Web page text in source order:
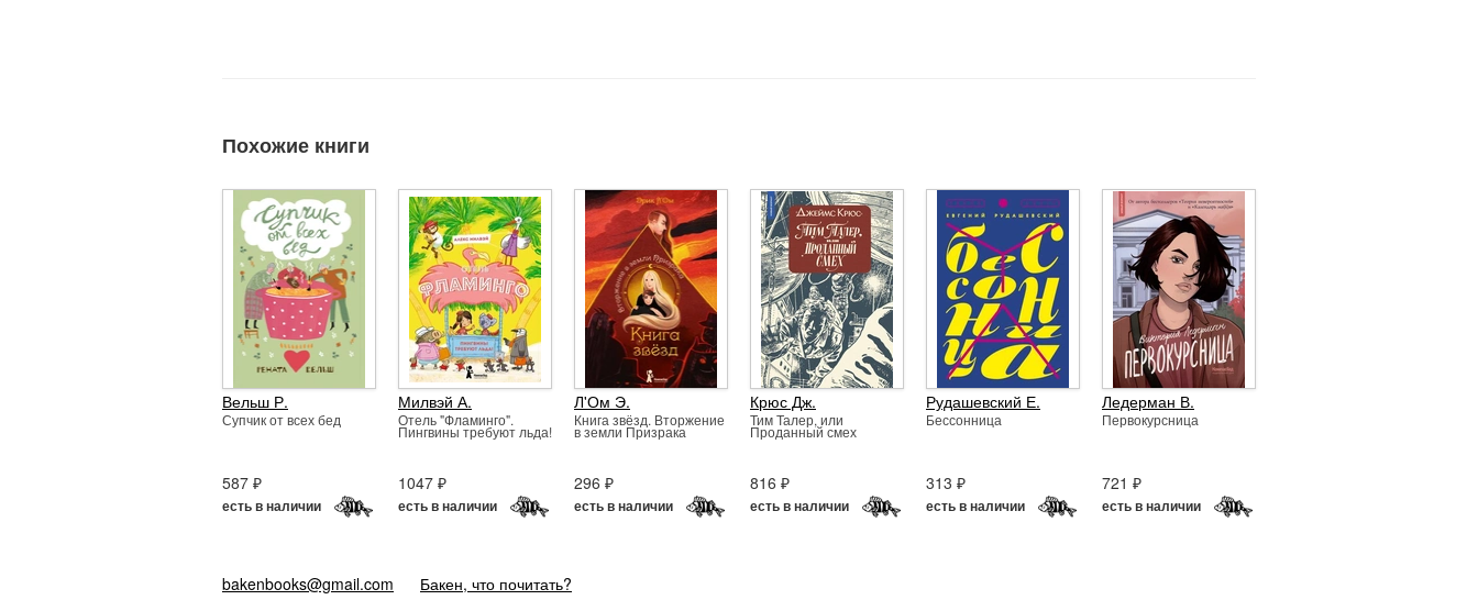
Похожие книги
Вельш Р.
Супчик от всех бед
587 ₽
есть в наличии
Милвэй А.
Отель "Фламинго".
Пингвины требуют льда!
1047 ₽
есть в наличии
Л'Ом Э.
Книга звёзд. Вторжение
в земли Призрака
296 ₽
есть в наличии
Крюс Дж.
Тим Талер, или
Проданный смех
816 ₽
есть в наличии
Рудашевский Е.
Бессонница
313 ₽
есть в наличии
Ледерман В.
Первокурсница
721 ₽
есть в наличии
bakenbooks@gmail.com Бакен, что почитать?